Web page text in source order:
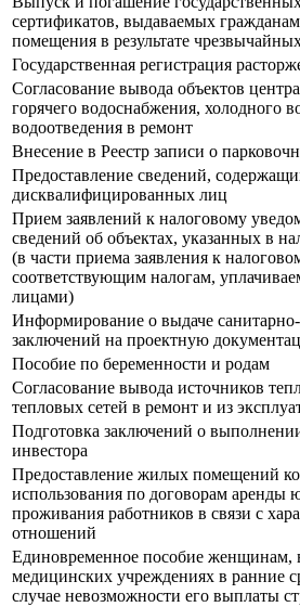
сертификатов, выдаваемых
помещения в результате
Государственная регистрация
Согласование вывода объектов
горячего водоснабжения, холодного
водоотведения в ремонт
Внесение в Реестр записи о
Предоставление сведений,
дисквалифицированных лиц
Прием заявлений к налоговому
сведений об объектах, указанных в
(в части приема заявления к
соответствующим налогам,
лицами)
Информирование о выдаче
заключений на проектную
Пособие по беременности и родам
Согласование вывода источников
тепловых сетей в ремонт и из
Подготовка заключений о выполнении
инвестора
Предоставление жилых помещений
использования по договорам аренды
проживания работников в связи с
отношений
Единовременное пособие женщинам,
медицинских учреждениях в ранние
случае невозможности его выплаты